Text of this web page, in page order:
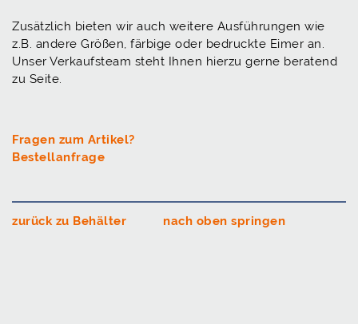
Zusätzlich bieten wir auch weitere Ausführungen wie
z.B. andere Größen, färbige oder bedruckte Eimer an.
Unser Verkaufsteam steht Ihnen hierzu gerne beratend
zu Seite.
Fragen zum Artikel?
Bestellanfrage
zurück zu Behälter nach oben springen